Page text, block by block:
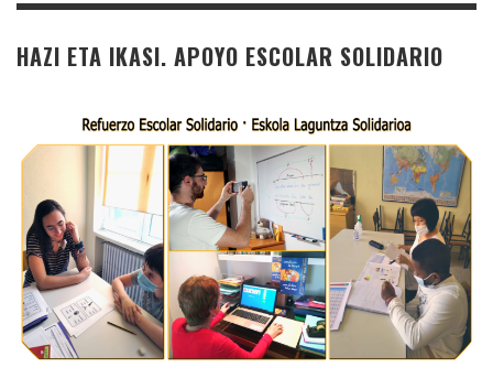
HAZI ETA IKASI. APOYO ESCOLAR SOLIDARIO